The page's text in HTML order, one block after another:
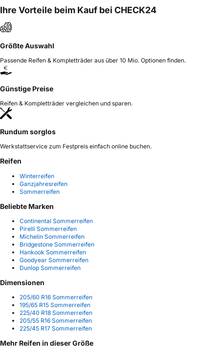
Ihre Vorteile beim Kauf bei CHECK24
Größte Auswahl
Passende Reifen & Kompletträder aus über 10 Mio. Optionen finden.
Günstige Preise
Reifen & Kompletträder vergleichen und sparen.
Rundum sorglos
Werkstattservice zum Festpreis einfach online buchen.
Reifen
Winterreifen
Ganzjahresreifen
Sommerreifen
Beliebte Marken
Continental Sommerreifen
Pirelli Sommerreifen
Michelin Sommerreifen
Bridgestone Sommerreifen
Hankook Sommerreifen
Goodyear Sommerreifen
Dunlop Sommerreifen
Dimensionen
205/60 R16 Sommerreifen
195/65 R15 Sommerreifen
225/40 R18 Sommerreifen
205/55 R16 Sommerreifen
225/45 R17 Sommerreifen
Mehr Reifen in dieser Größe